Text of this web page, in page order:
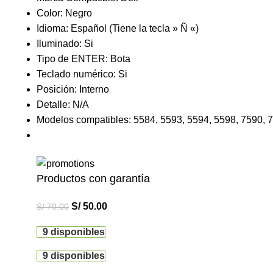
Color: Negro
Idioma: Español (Tiene la tecla » Ñ «)
Iluminado: Si
Tipo de ENTER: Bota
Teclado numérico: Si
Posición: Interno
Detalle: N/A
Modelos compatibles: 5584, 5593, 5594, 5598, 7590,
Productos con garantía
S/70.00 S/50.00
9 disponibles
9 disponibles